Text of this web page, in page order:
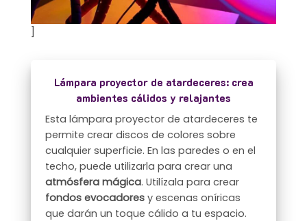
Lámpara proyector de atardeceres: crea
ambientes cálidos y relajantes
Esta lámpara proyector de atardeceres te
permite crear discos de colores sobre
cualquier superficie. En las paredes o en el
techo, puede utilizarla para crear una
atmósfera mágica. Utilízala para crear
fondos evocadoresy escenas oníricas
que darán un toque cálido a tu espacio.